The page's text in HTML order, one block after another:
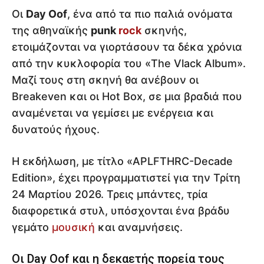
Οι Day Oof, ένα από τα πιο παλιά ονόματα
της αθηναϊκής punk rock σκηνής,
ετοιμάζονται να γιορτάσουν τα δέκα χρόνια
από την κυκλοφορία του «The Vlack Album».
Μαζί τους στη σκηνή θα ανέβουν οι
Breakeven και οι Hot Box, σε μια βραδιά που
αναμένεται να γεμίσει με ενέργεια και
δυνατούς ήχους.
Η εκδήλωση, με τίτλο «APLFTHRC-Decade
Edition», έχει προγραμματιστεί για την Τρίτη
24 Μαρτίου 2026. Τρεις μπάντες, τρία
διαφορετικά στυλ, υπόσχονται ένα βράδυ
γεμάτο μουσική και αναμνήσεις.
Οι Day Oof και η δεκαετής πορεία τους